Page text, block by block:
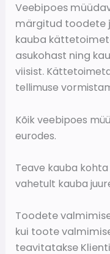
Veebipoes
märgitud toodete
kauba
asukohast ning
viisist.
tellimuse
Kõik veebipoes
eurodes.
Teave kauba
vahetult kauba
Toodete
kui toote
teavitatakse